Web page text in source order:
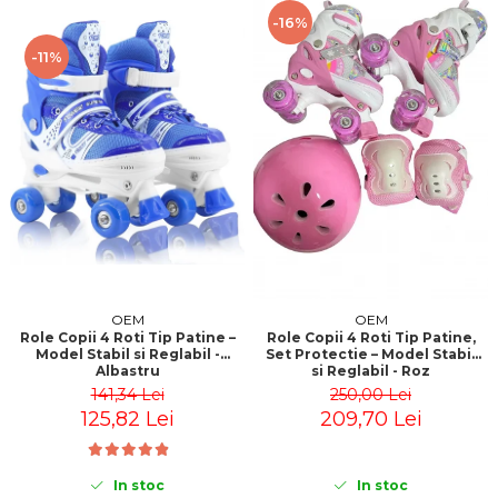
-11%
OEM
Role Copii 4 Roti Tip Patine –
Model Stabil si Reglabil -
Albastru
141,34 Lei
125,82 Lei
In stoc
-16%
OEM
Role Copii 4 Roti Tip Patine,
Set Protectie – Model Stabil
si Reglabil - Roz
250,00 Lei
209,70 Lei
In stoc